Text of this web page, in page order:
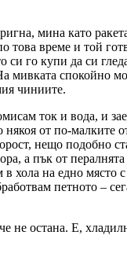
мина като
това време и той
го купи да си
мивката спокойно
чиниите.
ток и вода, и
от по-малките
нещо подобно
а пък от
хола на едно място
петното –
не остана. Е,